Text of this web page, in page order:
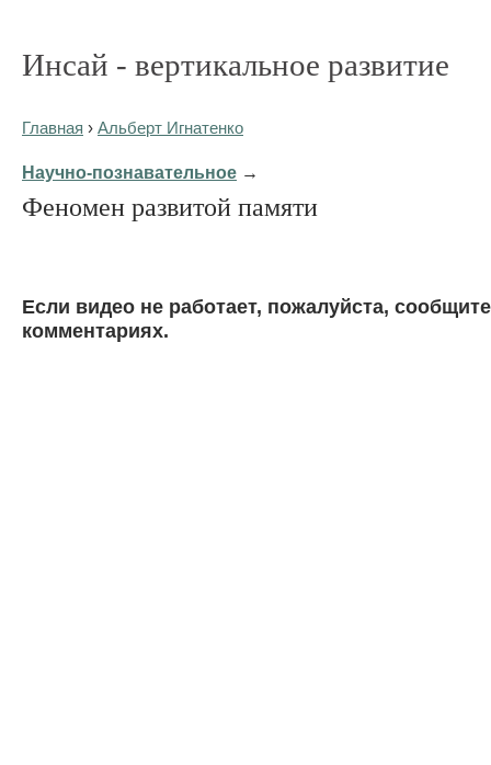
Инсай - вертикальное развитие
Главная › Альберт Игнатенко
Научно-познавательное →
Феномен развитой памяти
Eсли видео не работает, пожалуйста,
комментариях.